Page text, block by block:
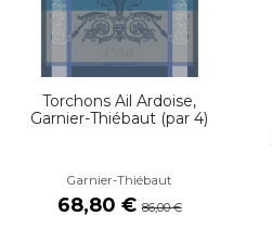
Torchons Ail Ardoise,
Garnier-Thiébaut (par 4)
Garnier-Thiébaut
68,80 €86,00 €